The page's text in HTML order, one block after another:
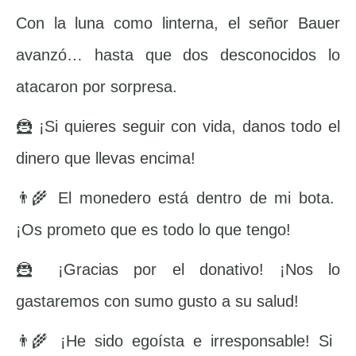
Con la luna como linterna, el señor Bauer
avanzó… hasta que dos desconocidos lo
atacaron por sorpresa.
🦹 ¡Si quieres seguir con vida, danos todo el
dinero que llevas encima!
👨‍🌾 El monedero está dentro de mi bota.
¡Os prometo que es todo lo que tengo!
🦹 ¡Gracias por el donativo! ¡Nos lo
gastaremos con sumo gusto a su salud!
👨‍🌾 ¡He sido egoísta e irresponsable! Si